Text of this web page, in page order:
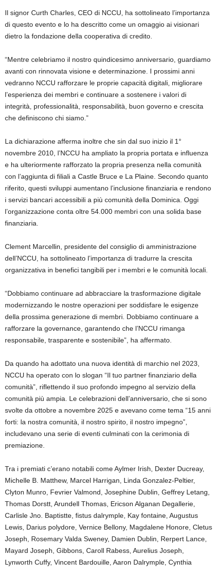
Il signor Curth Charles, CEO di NCCU, ha sottolineato l’importanza
di questo evento e lo ha descritto come un omaggio ai visionari
dietro la fondazione della cooperativa di credito.
“Mentre celebriamo il nostro quindicesimo anniversario, guardiamo
avanti con rinnovata visione e determinazione. I prossimi anni
vedranno NCCU rafforzare le proprie capacità digitali, migliorare
l’esperienza dei membri e continuare a sostenere i valori di
integrità, professionalità, responsabilità, buon governo e crescita
che definiscono chi siamo.”
La dichiarazione afferma inoltre che sin dal suo inizio il 1°
novembre 2010, l’NCCU ha ampliato la propria portata e influenza
e ha ulteriormente rafforzato la propria presenza nella comunità
con l’aggiunta di filiali a Castle Bruce e La Plaine. Secondo quanto
riferito, questi sviluppi aumentano l’inclusione finanziaria e rendono
i servizi bancari accessibili a più comunità della Dominica. Oggi
l’organizzazione conta oltre 54.000 membri con una solida base
finanziaria.
Clement Marcellin, presidente del consiglio di amministrazione
dell’NCCU, ha sottolineato l’importanza di tradurre la crescita
organizzativa in benefici tangibili per i membri e le comunità locali.
“Dobbiamo continuare ad abbracciare la trasformazione digitale
modernizzando le nostre operazioni per soddisfare le esigenze
della prossima generazione di membri. Dobbiamo continuare a
rafforzare la governance, garantendo che l’NCCU rimanga
responsabile, trasparente e sostenibile”, ha affermato.
Da quando ha adottato una nuova identità di marchio nel 2023,
NCCU ha operato con lo slogan “Il tuo partner finanziario della
comunità”, riflettendo il suo profondo impegno al servizio della
comunità più ampia. Le celebrazioni dell’anniversario, che si sono
svolte da ottobre a novembre 2025 e avevano come tema “15 anni
forti: la nostra comunità, il nostro spirito, il nostro impegno”,
includevano una serie di eventi culminati con la cerimonia di
premiazione.
Tra i premiati c’erano notabili come Aylmer Irish, Dexter Ducreay,
Michelle B. Matthew, Marcel Harrigan, Linda Gonzalez-Peltier,
Clyton Munro, Fevrier Valmond, Josephine Dublin, Geffrey Letang,
Thomas Dorstt, Arundell Thomas, Ericson Alganan Degallerie,
Carlisle Jno. Baptistte, fistus dalrymple, Kay fontaine, Augustus
Lewis, Darius polydore, Vernice Bellony, Magdalene Honore, Cletus
Joseph, Rosemary Valda Sweney, Damien Dublin, Rerpert Lance,
Mayard Joseph, Gibbons, Caroll Rabess, Aurelius Joseph,
Lynworth Cuffy, Vincent Bardouille, Aaron Dalrymple, Cynthia